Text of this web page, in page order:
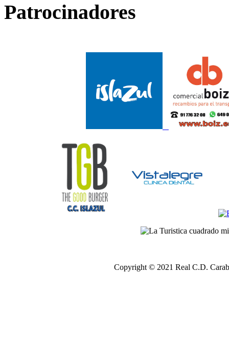
Patrocinadores
Copyright © 2021 Real C.D.